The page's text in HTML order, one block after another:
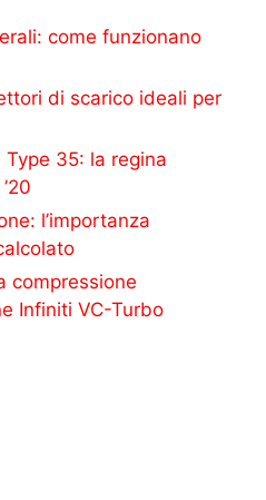
come funzionano
di scarico ideali per
35: la regina
l’importanza
compressione
Infiniti VC-Turbo